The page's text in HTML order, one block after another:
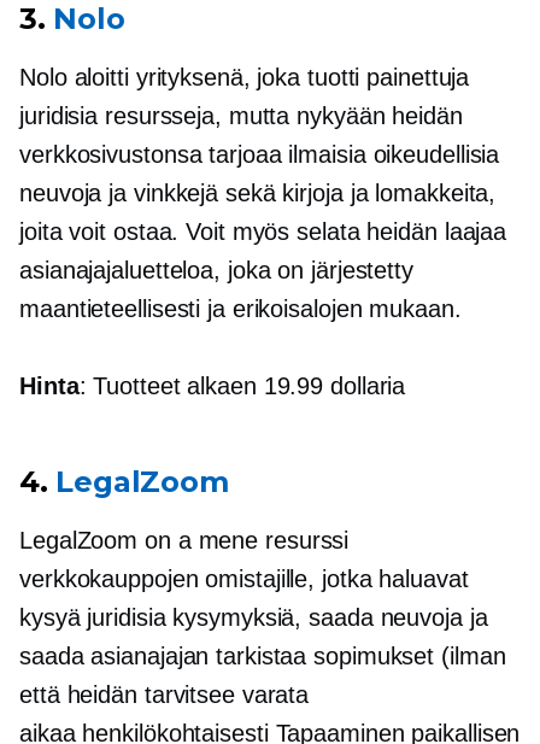
3. Nolo
Nolo aloitti yrityksenä, joka tuotti painettuja
juridisia resursseja, mutta nykyään heidän
verkkosivustonsa tarjoaa ilmaisia ​​oikeudellisia
neuvoja ja vinkkejä sekä kirjoja ja lomakkeita,
joita voit ostaa. Voit myös selata heidän laajaa
asianajajaluetteloa, joka on järjestetty
maantieteellisesti ja erikoisalojen mukaan.
Hinta: Tuotteet alkaen 19.99 dollaria
4. LegalZoom
LegalZoom on a mene resurssi
verkkokauppojen omistajille, jotka haluavat
kysyä juridisia kysymyksiä, saada neuvoja ja
saada asianajajan tarkistaa sopimukset (ilman
että heidän tarvitsee varata
aikaa henkilökohtaisestiTapaaminen paikallisen